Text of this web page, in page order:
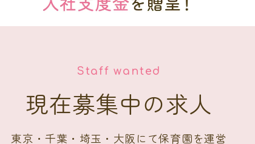
Staff wanted
現在募集中の求人
東京・千葉・埼玉・大阪にて保育園を運営